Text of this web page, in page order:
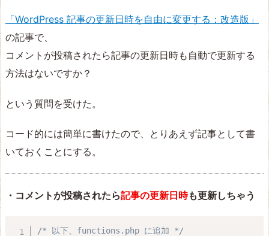
「WordPress 記事の更新日時を自由に変更する：改造版」
の記事で、
コメントが投稿されたら記事の更新日時も自動で更新する
方法はないですか？
という質問を受けた。
コード的には簡単に書けたので、とりあえず記事として書
いておくことにする。
・コメントが投稿されたら記事の更新日時も更新しちゃう
/* 以下、functions.php に追加 */